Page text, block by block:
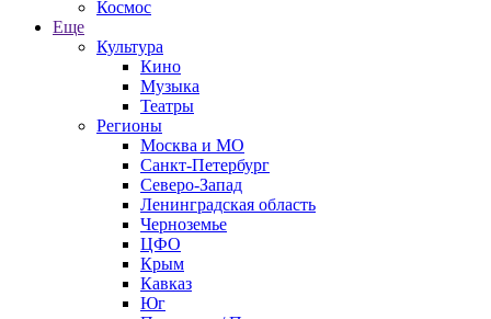
Космос
Еще
Культура
Кино
Музыка
Театры
Регионы
Москва и МО
Санкт-Петербург
Северо-Запад
Ленинградская область
Черноземье
ЦФО
Крым
Кавказ
Юг